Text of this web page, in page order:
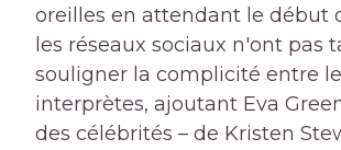
oreilles en attendant le début
les réseaux sociaux n'ont pas
souligner la complicité entre
interprètes, ajoutant Eva
des célébrités – de Kristen